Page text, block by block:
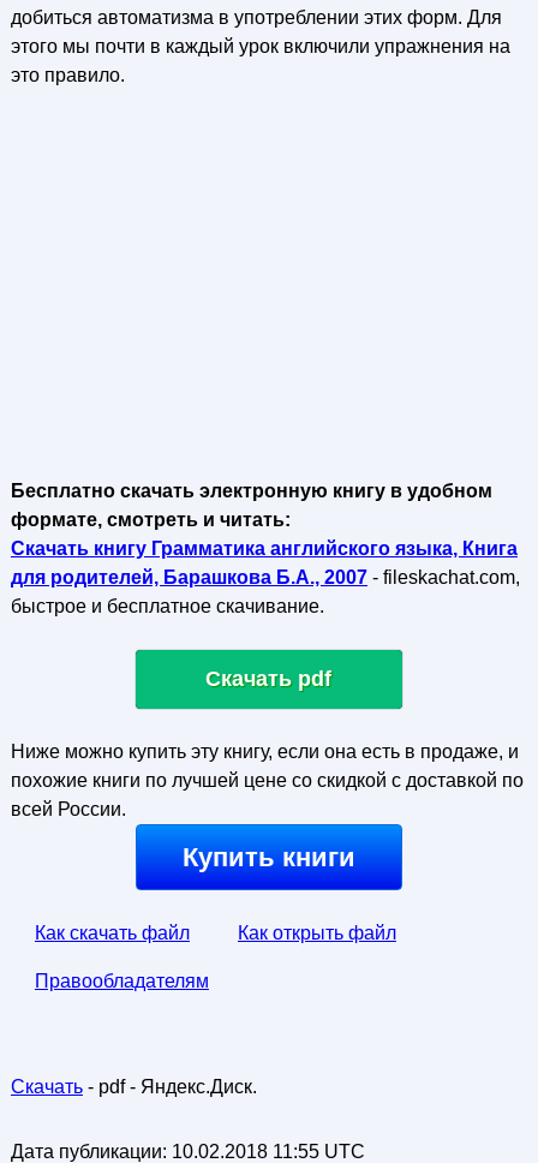
добиться автоматизма в употреблении этих форм. Для
этого мы почти в каждый урок включили упражнения на
это правило.
Бесплатно скачать электронную книгу в удобном
формате, смотреть и читать:
Скачать книгу Грамматика английского языка, Книга
для родителей, Барашкова Б.А., 2007- fileskachat.com,
быстрое и бесплатное скачивание.
Скачать pdf
Ниже можно купить эту книгу, если она есть в продаже, и
похожие книги по лучшей цене со скидкой с доставкой по
всей России.
Купить книги
Как скачать файл Как открыть файл
Правообладателям
Скачать- pdf - Яндекс.Диск.
Дата публикации: 10.02.2018 11:55 UTC